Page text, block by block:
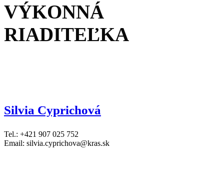
VÝKONNÁ
RIADITEĽKA
Silvia Cyprichová
Tel.: +421 907 025 752
Email: silvia.cyprichova@kras.sk